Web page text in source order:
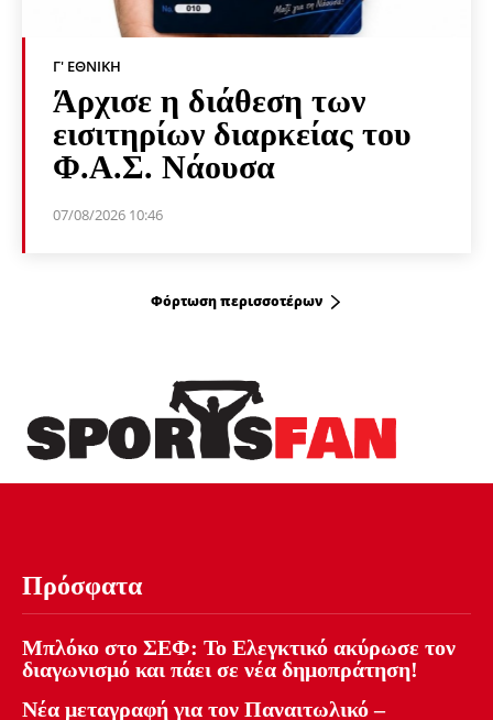
Γ' ΕΘΝΙΚΉ
Άρχισε η διάθεση των
εισιτηρίων διαρκείας του
Φ.Α.Σ. Νάουσα
07/08/2026 10:46
Φόρτωση περισσοτέρων
Πρόσφατα
Μπλόκο στο ΣΕΦ: Το Ελεγκτικό ακύρωσε τον
διαγωνισμό και πάει σε νέα δημοπράτηση!
Νέα μεταγραφή για τον Παναιτωλικό –